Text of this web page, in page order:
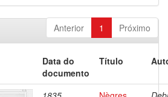
Anterior 1 Próximo
Data do
documento
Título